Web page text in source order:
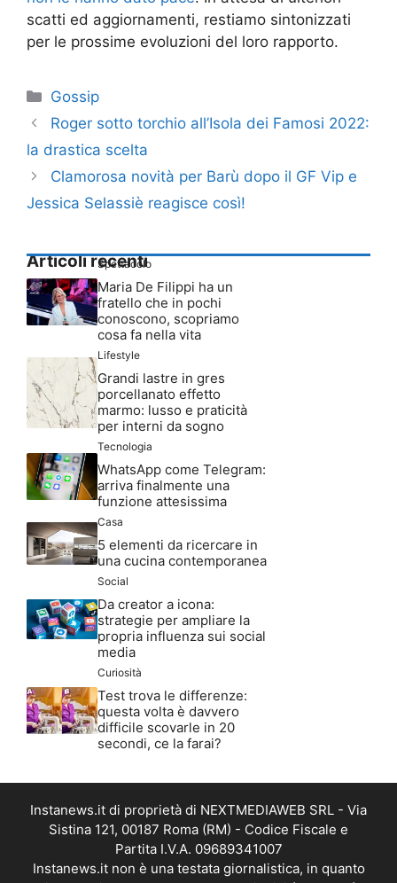
scatti ed aggiornamenti, restiamo sintonizzati
per le prossime evoluzioni del loro rapporto.
Categorie
Gossip
Roger sotto torchio all’Isola dei Famosi 2022:
la drastica scelta
Clamorosa novità per Barù dopo il GF Vip e
Jessica Selassiè reagisce così!
Articoli recenti
Spettacolo
Maria De Filippi ha un
fratello che in pochi
conoscono, scopriamo
cosa fa nella vita
Lifestyle
Grandi lastre in gres
porcellanato effetto
marmo: lusso e praticità
per interni da sogno
Tecnologia
WhatsApp come Telegram:
arriva finalmente una
funzione attesissima
Casa
5 elementi da ricercare in
una cucina contemporanea
Social
Da creator a icona:
strategie per ampliare la
propria influenza sui social
media
Curiosità
Test trova le differenze:
questa volta è davvero
difficile scovarle in 20
secondi, ce la farai?
Instanews.it di proprietà di NEXTMEDIAWEB SRL - Via
Sistina 121, 00187 Roma (RM) - Codice Fiscale e
Partita I.V.A. 09689341007
Instanews.it non è una testata giornalistica, in quanto